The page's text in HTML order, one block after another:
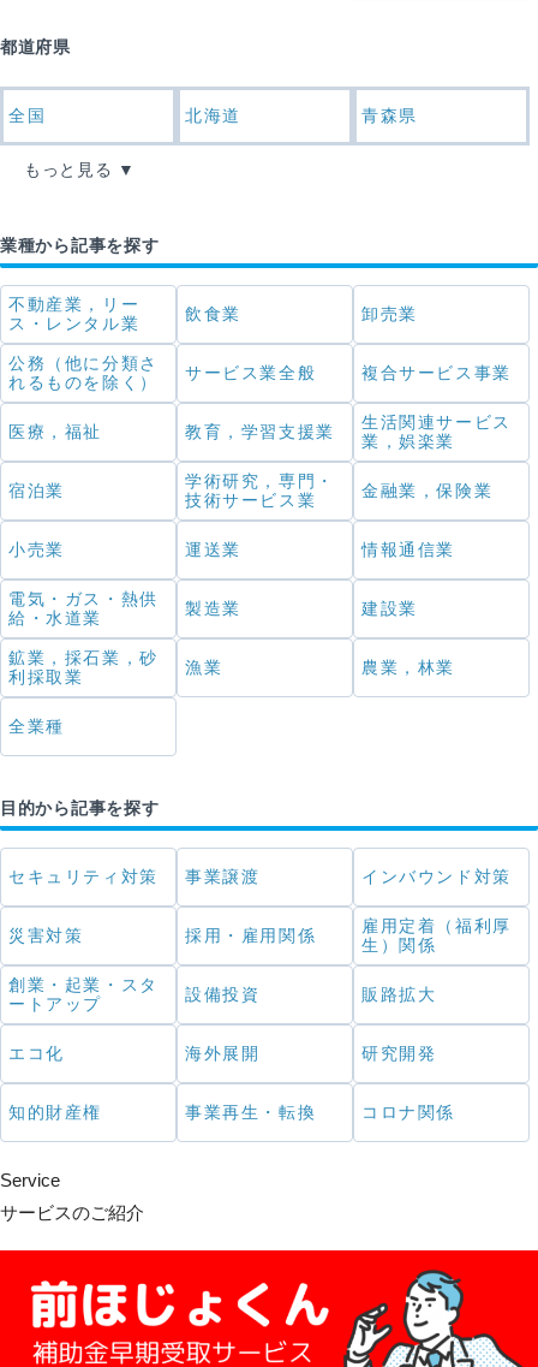
都道府県
全国 北海道 青森県
もっと見る
業種から記事を探す
不動産業，リー
ス・レンタル業
飲食業 卸売業
公務（他に分類さ
れるものを除く）
サービス業全般 複合サービス事業
医療，福祉 教育，学習支援業
生活関連サービス
業，娯楽業
宿泊業
学術研究，専門・
技術サービス業
金融業，保険業
小売業 運送業 情報通信業
電気・ガス・熱供
給・水道業
製造業 建設業
鉱業，採石業，砂
利採取業
漁業 農業，林業
全業種
目的から記事を探す
セキュリティ対策 事業譲渡 インバウンド対策
災害対策 採用・雇用関係
雇用定着（福利厚
生）関係
創業・起業・スタ
ートアップ
設備投資 販路拡大
エコ化 海外展開 研究開発
知的財産権 事業再生・転換 コロナ関係
Service
サービスのご紹介